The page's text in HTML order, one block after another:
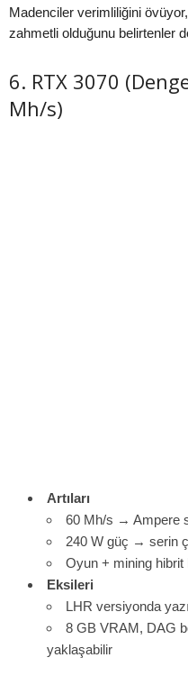
Madenciler verimliliğini
zahmetli olduğunu belirtenler
6. RTX 3070
Mh/s)
Artıları
60 Mh/s → Ampere
240 W güç → serin
Oyun + mining hibrit
Eksileri
LHR versiyonda
8 GB VRAM, DAG
yaklaşabilir